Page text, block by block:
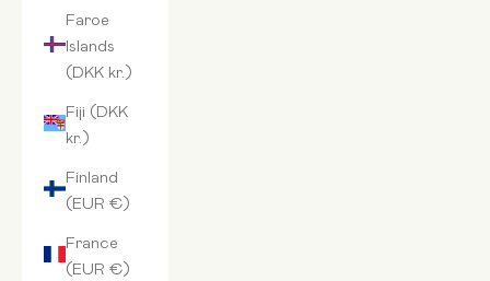
Faroe
Islands
(DKK kr.)
Fiji (DKK
kr.)
Finland
(EUR €)
France
(EUR €)